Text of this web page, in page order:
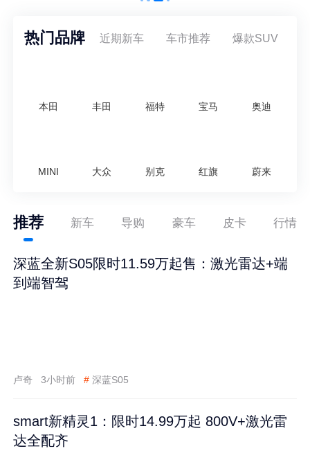
热门品牌 近期新车 车市推荐 爆款SUV
本田 丰田 福特 宝马 奥迪
MINI 大众 别克 红旗 蔚来
推荐 新车 导购 豪车 皮卡 行情
深蓝全新S05限时11.59万起售：激光雷达+端
到端智驾
卢奇 3小时前 # 深蓝S05
smart新精灵1：限时14.99万起 800V+激光雷
达全配齐